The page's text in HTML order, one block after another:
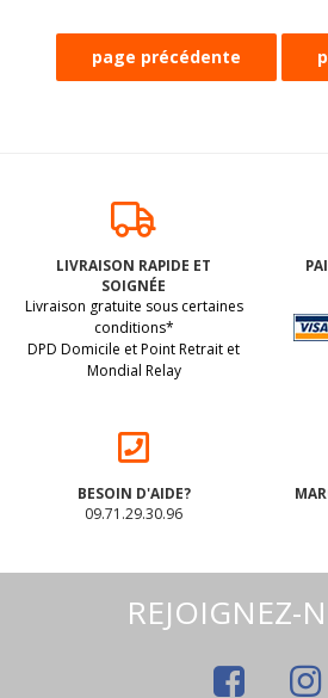
LIVRAISON RAPIDE ET
SOIGNÉE
Livraison gratuite sous certaines
conditions*
DPD Domicile et Point Retrait et
Mondial Relay
BESOIN D'AIDE?
09.71.29.30.96
REJOIGNEZ-